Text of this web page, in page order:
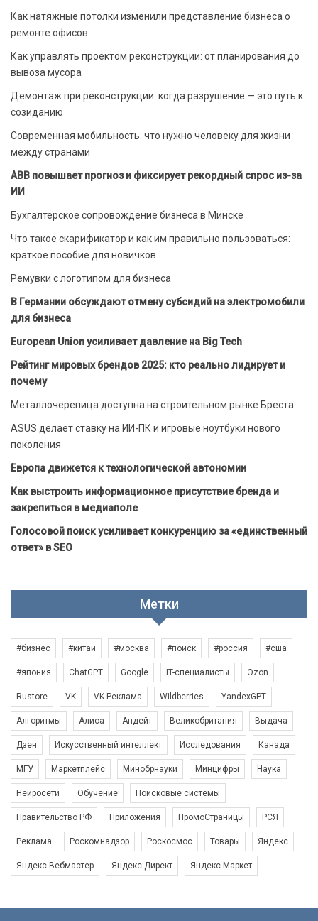
Как натяжные потолки изменили представление бизнеса о
ремонте офисов
Как управлять проектом реконструкции: от планирования до
вывоза мусора
Демонтаж при реконструкции: когда разрушение — это путь к
созиданию
Современная мобильность: что нужно человеку для жизни
между странами
ABB повышает прогноз и фиксирует рекордный спрос из-за
ИИ
Бухгалтерское сопровождение бизнеса в Минске
Что такое скарификатор и как им правильно пользоваться:
краткое пособие для новичков
Ремувки с логотипом для бизнеса
В Германии обсуждают отмену субсидий на электромобили
для бизнеса
European Union усиливает давление на Big Tech
Рейтинг мировых брендов 2025: кто реально лидирует и
почему
Металлочерепица доступна на строительном рынке Бреста
ASUS делает ставку на ИИ-ПК и игровые ноутбуки нового
поколения
Европа движется к технологической автономии
Как выстроить информационное присутствие бренда и
закрепиться в медиаполе
Голосовой поиск усиливает конкуренцию за «единственный
ответ» в SEO
Метки
#бизнес #китай #москва #поиск #россия #сша
#япония ChatGPT Google IT-специалисты Ozon
Rustore VK VK Реклама Wildberries YandexGPT
Алгоритмы Алиса Апдейт Великобритания Выдача
Дзен Искусственный интеллект Исследования Канада
МГУ Маркетплейс Минобрнауки Минцифры Наука
Нейросети Обучение Поисковые системы
Правительство РФ Приложения ПромоСтраницы РСЯ
Реклама Роскомнадзор Роскосмос Товары Яндекс
Яндекс.Вебмастер Яндекс.Директ Яндекс.Маркет